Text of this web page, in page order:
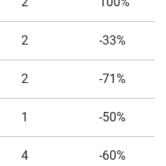
2 -33%
2 -71%
1 -50%
4 -60%